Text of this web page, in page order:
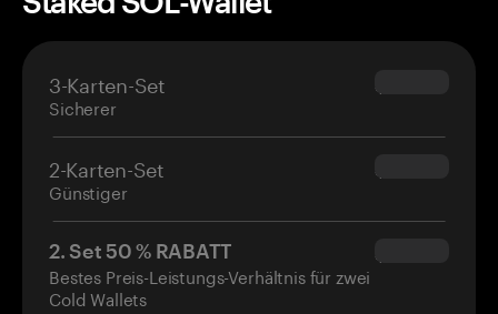
3-Karten-Set
Sicherer
$69.90
2-Karten-Set
Günstiger
$54.90
2. Set 50 % RABATT
Bestes Preis-Leistungs-Verhältnis für zwei
Cold Wallets
$34.95